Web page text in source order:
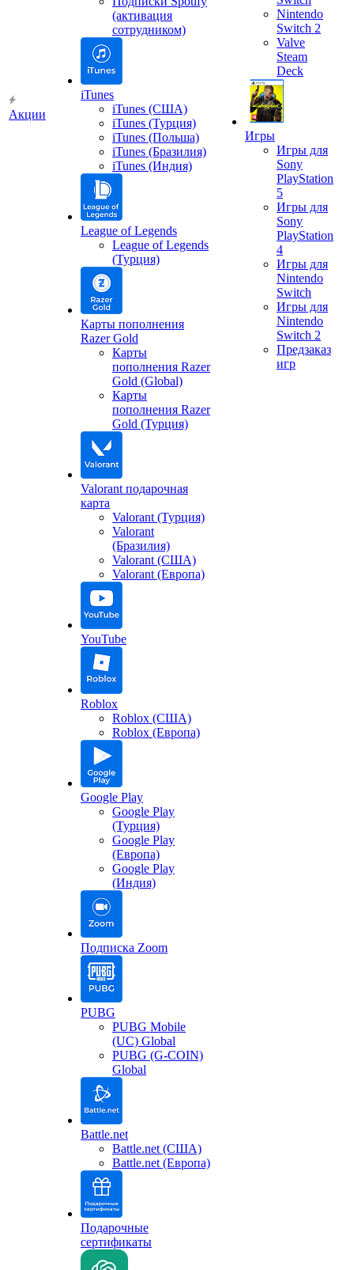
Акции
(активация
сотрудником)
iTunes
iTunes (США)
iTunes (Турция)
iTunes (Польша)
iTunes (Бразилия)
iTunes (Индия)
League of Legends
League of Legends
(Турция)
Карты пополнения
Razer Gold
Карты
пополнения Razer
Gold (Global)
Карты
пополнения Razer
Gold (Турция)
Valorant подарочная
карта
Valorant (Турция)
Valorant
(Бразилия)
Valorant (США)
Valorant (Европа)
YouTube
Roblox
Roblox (США)
Roblox (Европа)
Google Play
Google Play
(Турция)
Google Play
(Европа)
Google Play
(Индия)
Подписка Zoom
PUBG
PUBG Mobile
(UC) Global
PUBG (G-COIN)
Global
Battle.net
Battle.net (США)
Battle.net (Европа)
Подарочные
сертификаты
Nintendo
Switch 2
Valve
Steam
Deck
Игры
Игры для
Sony
PlayStation
5
Игры для
Sony
PlayStation
4
Игры для
Nintendo
Switch
Игры для
Nintendo
Switch 2
Предзаказ
игр